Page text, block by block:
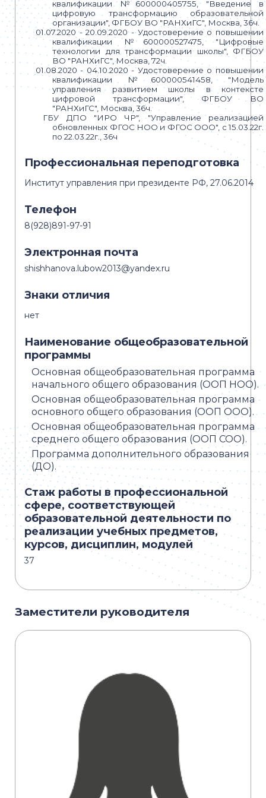
квалификации №600000405755, "Введение в
цифровую трансформацию образовательной
организации", ФГБОУ ВО "РАНХиГС", Москва, 36ч.
01.07.2020 - 20.09.2020 -Удостоверение о повышении
квалификации №600000527475, "Цифровые
технологии для трансформации школы", ФГБОУ
ВО "РАНХиГС", Москва, 72ч.
01.08.2020 - 04.10.2020 -Удостоверение о повышении
квалификации №600000541458, "Модель
управления развитием школы в контексте
цифровой трансформации", ФГБОУ ВО
"РАНХиГС", Москва, 36ч.
ГБУ ДПО "ИРО ЧР", "Управление реализацией
обновленных ФГОС НОО и ФГОС ООО", с 15.03.22г.
по 22.03.22г., 36ч
Профессиональная переподготовка
Институт управления при президенте РФ, 27.06.2014
Телефон
8(928)891-97-91
Электронная почта
shishhanova.lubow2013@yandex.ru
Знаки отличия
нет
Наименование общеобразовательной
программы
Основная общеобразовательная программа
начального общего образования (ООП НОО).
Основная общеобразовательная программа
основного общего образования (ООП ООО).
Основная общеобразовательная программа
среднего общего образования (ООП СОО).
Программа дополнительного образования
(ДО).
Стаж работы в профессиональной
сфере, соответствующей
образовательной деятельности по
реализации учебных предметов,
курсов, дисциплин, модулей
37
Заместители руководителя